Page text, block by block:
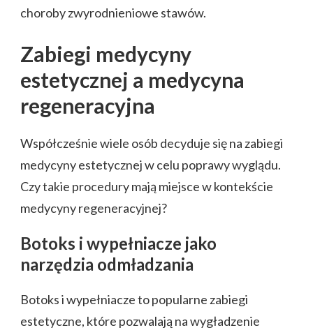
choroby zwyrodnieniowe stawów.
Zabiegi medycyny
estetycznej a medycyna
regeneracyjna
Współcześnie wiele osób decyduje się na zabiegi
medycyny estetycznej w celu poprawy wyglądu.
Czy takie procedury mają miejsce w kontekście
medycyny regeneracyjnej?
Botoks i wypełniacze jako
narzędzia odmładzania
Botoks i wypełniacze to popularne zabiegi
estetyczne, które pozwalają na wygładzenie